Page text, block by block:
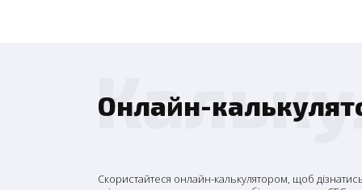
Онлайн-
Скористайтеся онлайн-калькулятором, щоб